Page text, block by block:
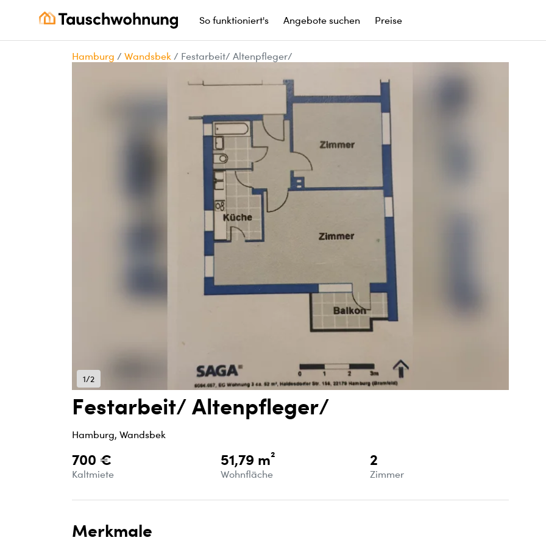
So funktioniert's Angebote suchen Preise
Hamburg / Wandsbek / Festarbeit/ Altenpfleger/
1/2
Festarbeit/ Altenpfleger/
Hamburg, Wandsbek
700 €
Kaltmiete
51,79 m²
Wohnfläche
2
Zimmer
Merkmale